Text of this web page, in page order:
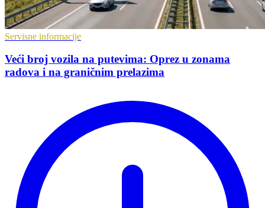
Servisne informacije
Veći broj vozila na putevima: Oprez u zonama
radova i na graničnim prelazima